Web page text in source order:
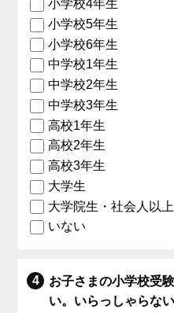
小学校4年生
小学校5年生
小学校6年生
中学校1年生
中学校2年生
中学校3年生
高校1年生
高校2年生
高校3年生
大学生
大学院生・社会人以上
いない
お子さまの小学校受
い。いらっしゃらな